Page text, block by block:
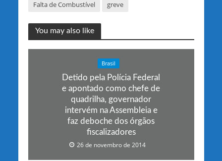
Falta de Combustível
greve
You may also like
Brasil
Detido pela Polícia Federal
e apontado como chefe de
quadrilha, governador
intervém na Assembleia e
faz deboche dos órgãos
fiscalizadores
26 de novembro de 2014